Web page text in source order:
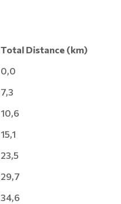
Total Distance (km)
0,0
7,3
10,6
15,1
23,5
29,7
34,6